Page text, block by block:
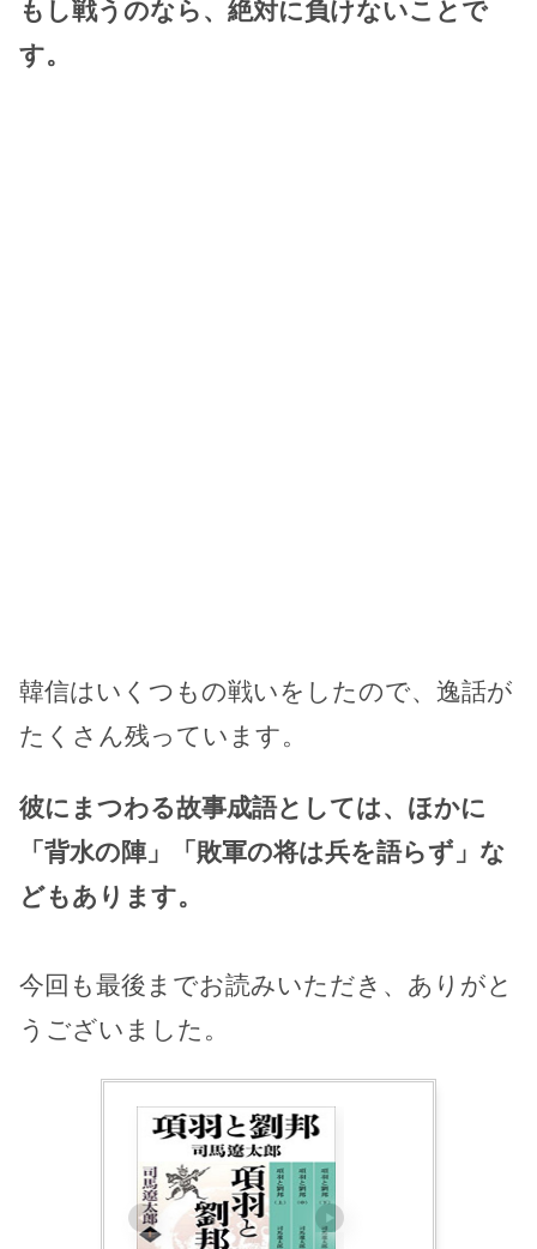
もし戦うのなら、絶対に負けないことで
す。
韓信はいくつもの戦いをしたので、逸話が
たくさん残っています。
彼にまつわる故事成語としては、ほかに
「背水の陣」「敗軍の将は兵を語らず」な
どもあります。
今回も最後までお読みいただき、ありがと
うございました。